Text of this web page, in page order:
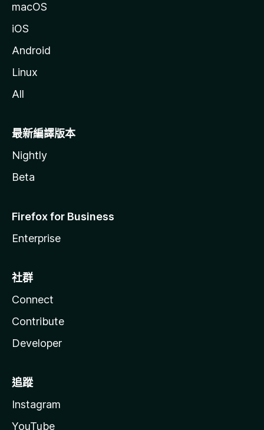
macOS
iOS
Android
Linux
All
最新編譯版本
Nightly
Beta
Firefox for Business
Enterprise
社群
Connect
Contribute
Developer
追蹤
Instagram
YouTube